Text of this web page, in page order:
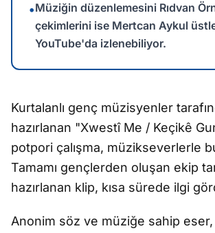
•Müziğin düzenlemesini Rıdvan
çekimlerini ise Mertcan Aykul
YouTube'da izlenebiliyor.
Kurtalanlı genç müzisyenler
hazırlanan "Xwestî Me / Keçikê
potpori çalışma, müzikseverlerle
Tamamı gençlerden oluşan ekip
hazırlanan klip, kısa sürede ilgi
Anonim söz ve müziğe sahip